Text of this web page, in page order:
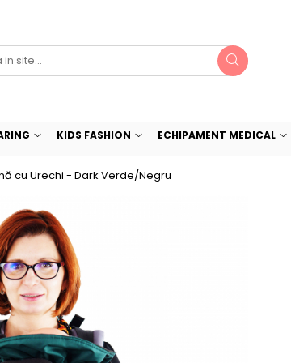
KIDS FASHION ECHIPAMENT MEDICAL
cu Urechi - Dark Verde/Negru